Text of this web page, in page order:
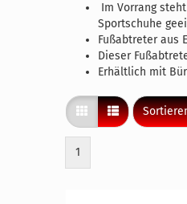
Im Vorrang
Sportschuhe
Fußabtreter aus
Dieser
Erhältlich mit
1